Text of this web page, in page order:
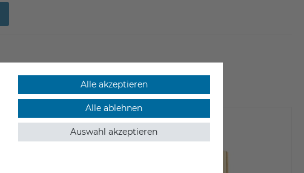
Alle akzeptieren
Alle ablehnen
Auswahl akzeptieren